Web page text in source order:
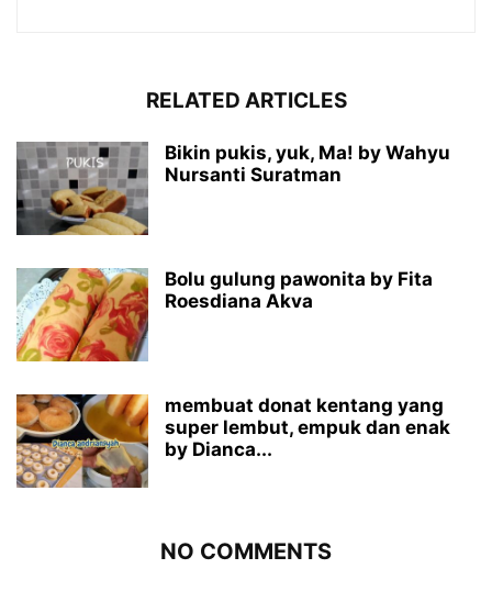
RELATED ARTICLES
Bikin pukis, yuk, Ma! by Wahyu
Nursanti Suratman
Bolu gulung pawonita by Fita
Roesdiana Akva
membuat donat kentang yang
super lembut, empuk dan enak
by Dianca...
NO COMMENTS